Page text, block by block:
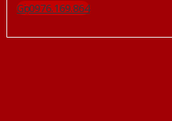
Gọi 0976.169.864